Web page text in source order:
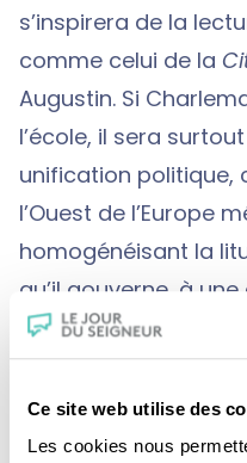
Ce site web utilise des
Les cookies nous
s’inspirera de la
comme celui de la
Augustin. Si
l’école, il sera
unification politique,
l’Ouest de l’Europe
homogénéisant la
qu’il gouverne, à
traditions
habité l'imaginaire
carolingienne.
André Gouzes,